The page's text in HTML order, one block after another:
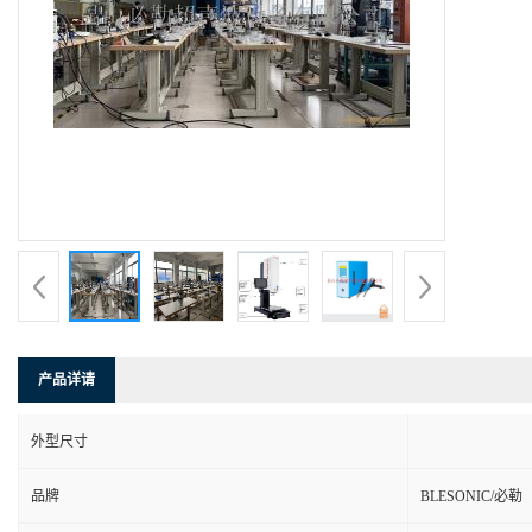
产品详请
外型尺寸
品牌 BLESONIC/必勒